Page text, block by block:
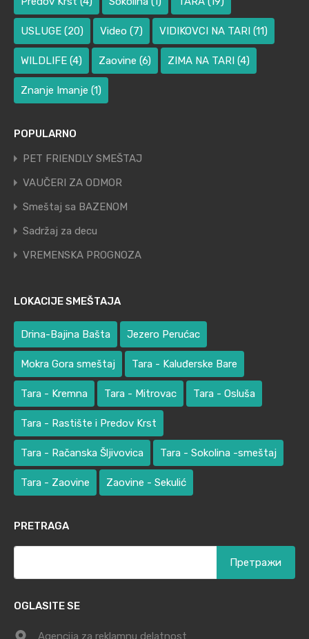
USLUGE (20) Video (7) VIDIKOVCI NA TARI (11)
WILDLIFE (4) Zaovine (6) ZIMA NA TARI (4)
Znanje Imanje (1)
POPULARNO
PET FRIENDLY SMEŠTAJ
VAUČERI ZA ODMOR
Smeštaj sa BAZENOM
Sadržaj za decu
VREMENSKA PROGNOZA
LOKACIJE SMEŠTAJA
Drina-Bajina Bašta Jezero Perućac
Mokra Gora smeštaj Tara - Kaluđerske Bare
Tara - Kremna Tara - Mitrovac Tara - Osluša
Tara - Rastište i Predov Krst
Tara - Račanska Šljivovica Tara - Sokolina -smeštaj
Tara - Zaovine Zaovine - Sekulić
PRETRAGA
OGLASITE SE
Agencija za reklamnu delatnost